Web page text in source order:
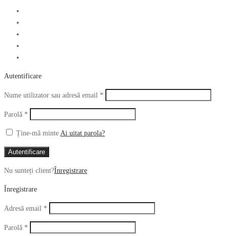
Autentificare
Nume utilizator sau adresă email *
Parolă *
Ține-mă minte Ai uitat parola?
Autentificare
Nu sunteți client?Înregistrare
Înregistrare
Adresă email *
Parolă *